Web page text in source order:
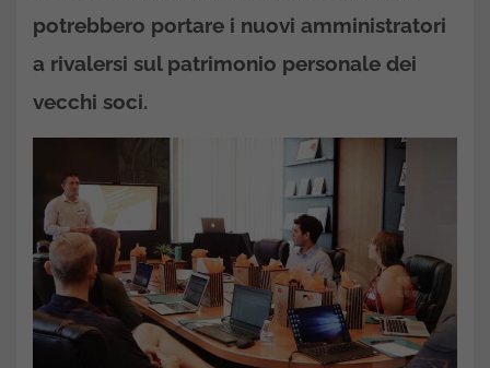
potrebbero portare i nuovi amministratori
a rivalersi sul patrimonio personale dei
vecchi soci.